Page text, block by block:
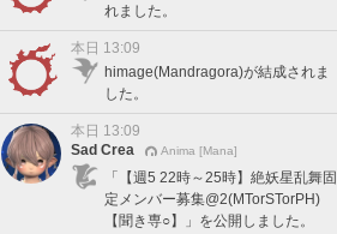
れました。
本日 13:09
himage(Mandragora)が結成されま
した。
本日 13:09
Sad Crea
Anima [Mana]
「【週5 22時～25時】絶妖星乱舞固
定メンバー募集@2(MTorSTorPH)
【聞き専○】」を公開しました。